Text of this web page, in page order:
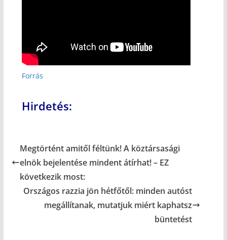
Forrás
Hirdetés:
Megtörtént amitől féltünk! A köztársasági
elnök bejelentése mindent átírhat! – EZ
következik most:
Országos razzia jön hétfőtől: minden autóst
megállítanak, mutatjuk miért kaphatsz
büntetést